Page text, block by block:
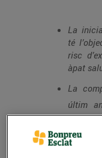
La
té
risc
àpat
La
últim
entitats